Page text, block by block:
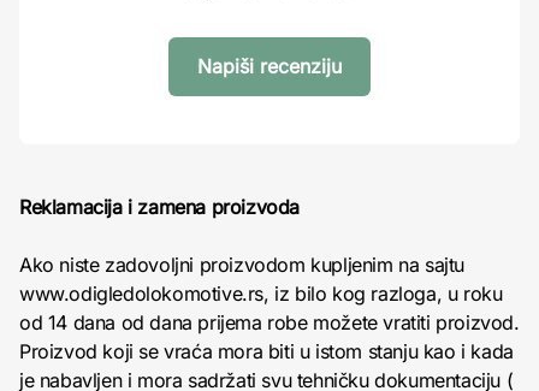
Napiši recenziju
Reklamacija i zamena proizvoda
Ako niste zadovoljni proizvodom kupljenim na sajtu
www.odigledolokomotive.rs, iz bilo kog razloga, u roku
od 14 dana od dana prijema robe možete vratiti proizvod.
Proizvod koji se vraća mora biti u istom stanju kao i kada
je nabavljen i mora sadržati svu tehničku dokumentaciju (